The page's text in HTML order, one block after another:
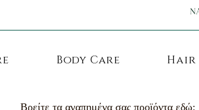
Body Care Hair
Βρείτε τα αγαπημένα σας προϊόντα εδώ: